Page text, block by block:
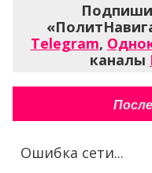
Telegram,
каналы
Ошибка сети...